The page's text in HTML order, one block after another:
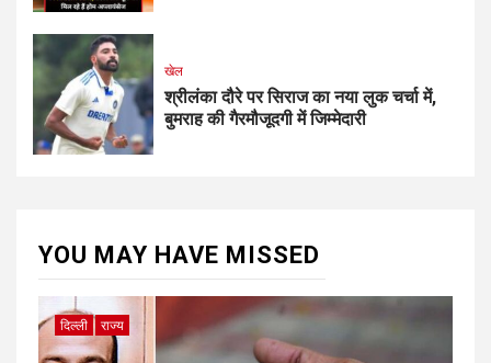
खेल
श्रीलंका दौरे पर सिराज का नया लुक चर्चा में,
बुमराह की गैरमौजूदगी में जिम्मेदारी
YOU MAY HAVE MISSED
दिल्ली राज्य